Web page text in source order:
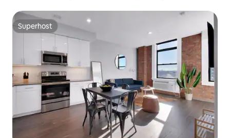
Superhost
Superhost